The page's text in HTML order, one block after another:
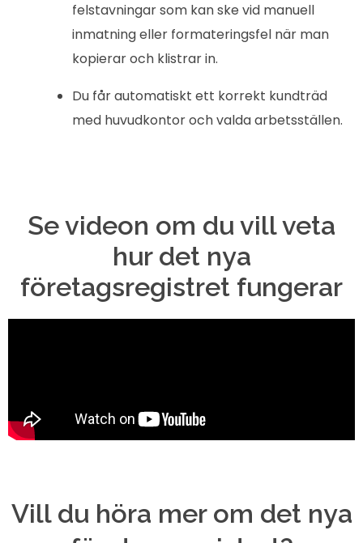
felstavningar som kan ske vid manuell
inmatning eller formateringsfel när man
kopierar och klistrar in.
Du får automatiskt ett korrekt kundträd
med huvudkontor och valda arbetsställen.
Se videon om du vill veta
hur det nya
företagsregistret fungerar
Vill du höra mer om det nya